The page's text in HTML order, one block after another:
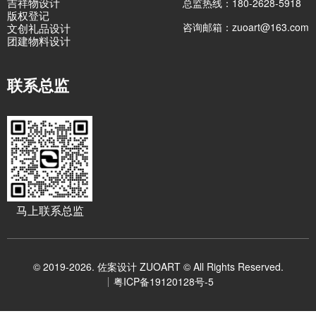
版权登记
文创礼品设计
团建物料设计
总监热线：180-2628-5918
咨询邮箱：zuoart@163.com
联系总监
马上联系总监
© 2019-2026. 佐案设计 ZUOART © All Rights Reserved.
粤ICP备19120128号-5